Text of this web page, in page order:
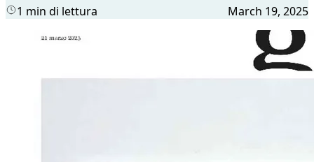
1 min di lettura March 19, 2025